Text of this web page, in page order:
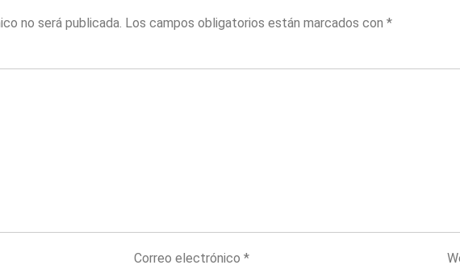
no será publicada. Los campos obligatorios están marcados con *
Correo electrónico*